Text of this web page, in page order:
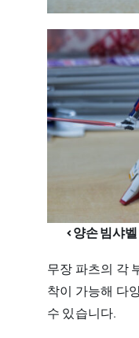
<양손 빔샤
무장 파츠의 각
착이 가능해 다
수 있습니다.